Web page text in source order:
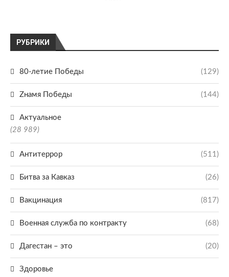
РУБРИКИ
80-летие Победы (129)
Zнамя Победы (144)
Актуальное
(28 989)
Антитеррор (511)
Битва за Кавказ (26)
Вакцинация (817)
Военная служба по контракту (68)
Дагестан – это (20)
Здоровье